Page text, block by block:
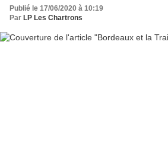
Publié le 17/06/2020 à 10:19
Par LP Les Chartrons